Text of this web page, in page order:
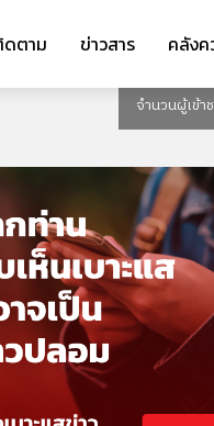
ดตาม ข่าวสาร คลังค
จำนวนผู้เข้า